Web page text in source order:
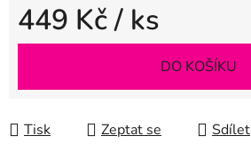
449 Kč/ ks
Měrná cena:
DO KOŠÍKU
Tisk Zeptat se Sdílet